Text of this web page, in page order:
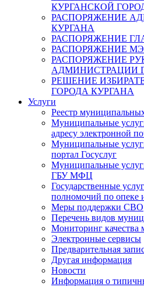
КУРГАНСКОЙ
РАСПОРЯЖЕНИЕ
КУРГАНА
РАСПОРЯЖЕНИЕ
РАСПОРЯЖЕНИЕ
РАСПОРЯЖЕНИЕ
АДМИНИСТРАЦИИ
РЕШЕНИЕ
ГОРОДА КУРГАНА
Услуги
Реестр
Муниципальные
адресу электронной
Муниципальные
портал Госуслуг
Муниципальные
ГБУ МФЦ
Государственные
полномочий по опеке
Меры поддержки СВО
Перечень видов
Мониторинг качества
Электронные сервисы
Предварительная
Другая информация
Новости
Информация о